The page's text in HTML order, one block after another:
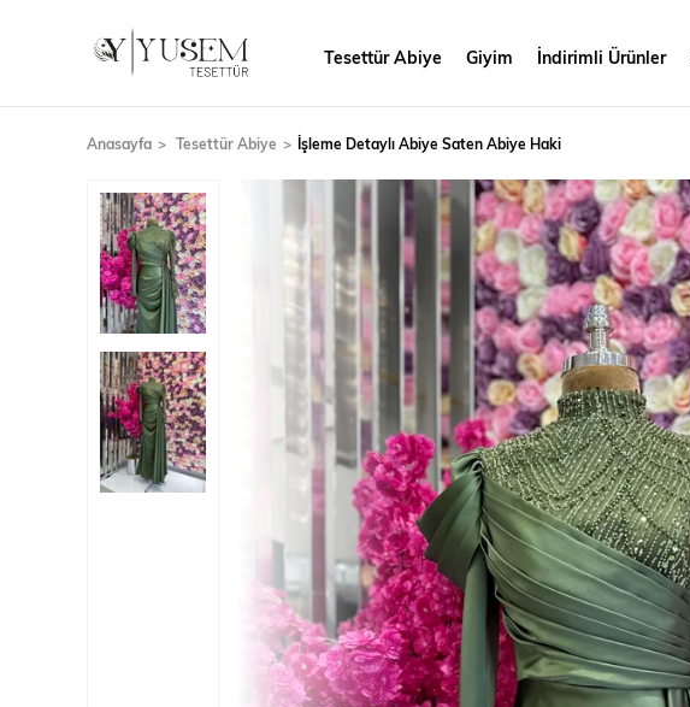
Tesettür Abiye Giyim İndirimli Ürünler
Anasayfa Tesettür Abiye İşleme Detaylı Abiye Saten Abiye Haki